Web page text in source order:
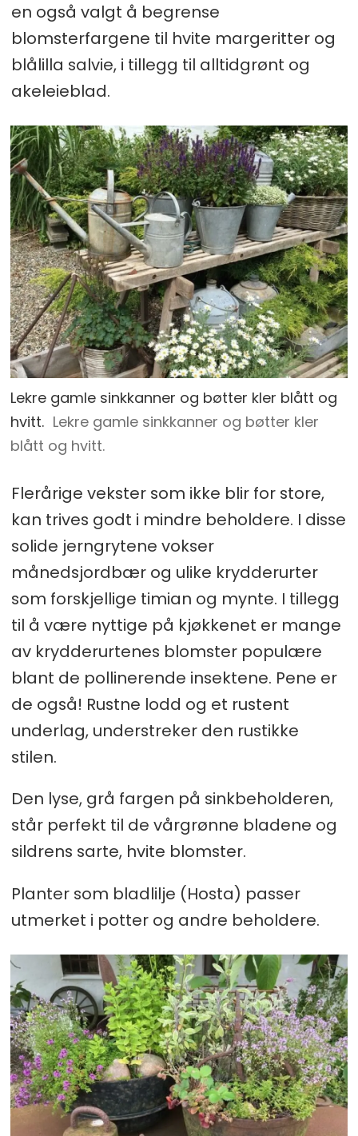
en også valgt å begrense
blomsterfargene til hvite margeritter og
blålilla salvie, i tillegg til alltidgrønt og
akeleieblad.
Lekre gamle sinkkanner og bøtter kler blått og
hvitt. Lekre gamle sinkkanner og bøtter kler
blått og hvitt.
Flerårige vekster som ikke blir for store,
kan trives godt i mindre beholdere. I disse
solide jerngrytene vokser
månedsjordbær og ulike krydderurter
som forskjellige timian og mynte. I tillegg
til å være nyttige på kjøkkenet er mange
av krydderurtenes blomster populære
blant de pollinerende insektene. Pene er
de også! Rustne lodd og et rustent
underlag, understreker den rustikke
stilen.
Den lyse, grå fargen på sinkbeholderen,
står perfekt til de vårgrønne bladene og
sildrens sarte, hvite blomster.
Planter som bladlilje (Hosta) passer
utmerket i potter og andre beholdere.